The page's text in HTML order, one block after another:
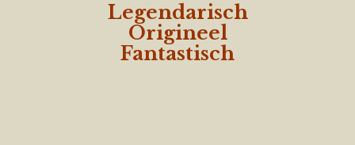
Legendarisch
Origineel
Fantastisch